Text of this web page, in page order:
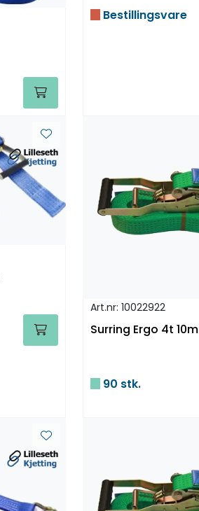
Bestillingsvare
Art.nr: 10022922
Surring Ergo 4t 10m
90 stk.